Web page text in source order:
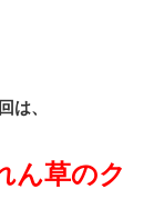
は、
ん草のク